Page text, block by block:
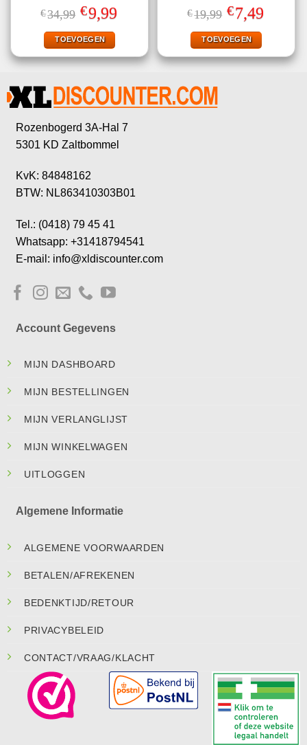
Gewaardeerd
3.50uit
€34,99 Oorspronkelijke
prijs
was:
€34,99.
€9,99Huidige
prijs
TOEVOEGEN
Gewaardeerd
4.80uit 5
€19,99 Oorspronkelijke
prijs
was:
€19,99.
€7,49Huidige
prijs
TOEVOEGEN
Rozenbogerd 3A-Hal 7
5301 KD Zaltbommel
KvK: 84848162
BTW: NL863410303B01
Tel.: (0418) 79 45 41
Whatsapp: +31418794541
E-mail: info@xldiscounter.com
Account Gegevens
MIJN DASHBOARD
MIJN BESTELLINGEN
MIJN VERLANGLIJST
MIJN WINKELWAGEN
UITLOGGEN
Algemene Informatie
ALGEMENE VOORWAARDEN
BETALEN/AFREKENEN
BEDENKTIJD/RETOUR
PRIVACYBELEID
CONTACT/VRAAG/KLACHT